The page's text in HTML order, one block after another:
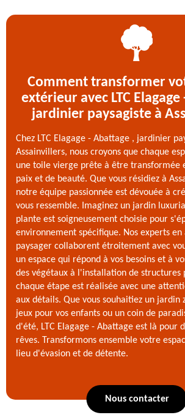
Comment transformer
extérieur avec LTC
jardinier paysagiste à
Chez LTC Elagage - Abattage , jardinier
Assainvillers, nous croyons que chaque
une toile vierge prête à être transformée
paix et de beauté. Que vous résidiez à
notre équipe passionnée est dévouée à
vous ressemble. Imaginez un jardin
plante est soigneusement choisie pour
environnement spécifique. Nos experts
paysager collaborent étroitement avec
un espace qui répond à vos besoins et à
des végétaux à l'installation de structures
chaque étape est réalisée avec une
aux détails. Que vous souhaitiez un jardin
jeux pour vos enfants ou un coin de
d'été, LTC Elagage - Abattage est là pour
rêves. Transformons ensemble votre
lieu d'évasion et de détente.
Nous contacter